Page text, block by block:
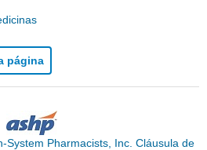
página
System Pharmacists, Inc. Cláusula de